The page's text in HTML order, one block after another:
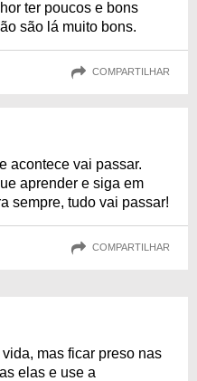
ter poucos e bons
são lá muito bons.
COMPARTILHAR
acontece vai passar.
aprender e siga em
sempre, tudo vai passar!
COMPARTILHAR
mas ficar preso nas
elas e use a